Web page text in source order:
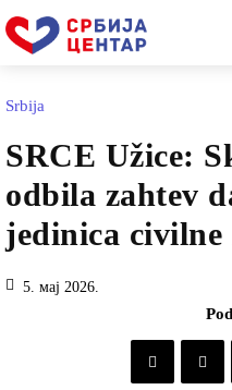
Srbija
SRCE Užice:
odbila zahtev
jedinica civilne
5. мај 2026.